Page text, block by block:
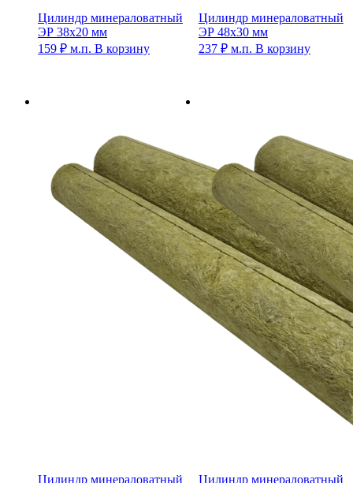
Цилиндр минераловатный
ЭР 38х20 мм
159 ₽ м.п. В корзину
Цилиндр минераловатный
ЭР 48х30 мм
237 ₽ м.п. В корзину
Цилиндр минераловатный
Цилиндр минераловатный